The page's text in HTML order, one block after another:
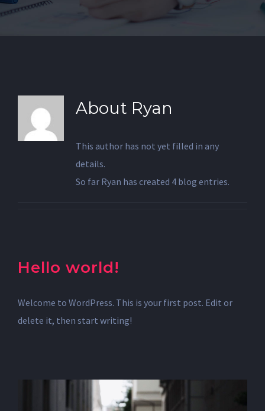
About Ryan
This author has not yet filled in any
details.
So far Ryan has created 4 blog entries.
Hello world!
Welcome to WordPress. This is your first post. Edit or
delete it, then start writing!